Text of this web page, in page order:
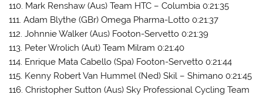
110. Mark Renshaw (Aus) Team HTC – Columbia 0:21:35
111. Adam Blythe (GBr) Omega Pharma-Lotto 0:21:37
112. Johnnie Walker (Aus) Footon-Servetto 0:21:39
113. Peter Wrolich (Aut) Team Milram 0:21:40
114. Enrique Mata Cabello (Spa) Footon-Servetto 0:21:44
115. Kenny Robert Van Hummel (Ned) Skil – Shimano 0:21:45
116. Christopher Sutton (Aus) Sky Professional Cycling Team